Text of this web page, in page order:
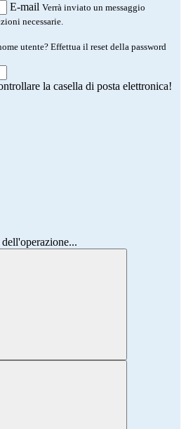
E-mail Verrà inviato un messaggio
necessarie.
utente? Effettua il reset della password
la casella di posta elettronica!